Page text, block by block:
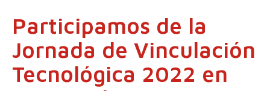
Participamos de la
Jornada de Vinculación
Tecnológica 2022 en